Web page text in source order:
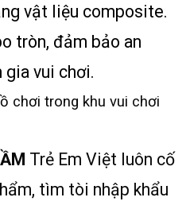
vật liệu composite.
tròn, đảm bảo an
gia vui chơi.
chơi trong khu vui chơi
Trẻ Em Việt luôn cố
tìm tòi nhập khẩu